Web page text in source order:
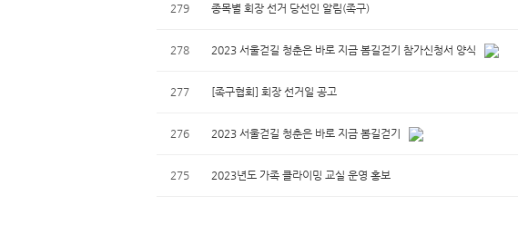
279 종목별 회장 선거 당선인 알림(족구)
278 2023 서울걷길 청춘은 바로 지금 봄길걷기 참가신청서 양식
277 [족구협회] 회장 선거일 공고
276 2023 서울걷길 청춘은 바로 지금 봄길걷기
275 2023년도 가족 클라이밍 교실 운영 홍보